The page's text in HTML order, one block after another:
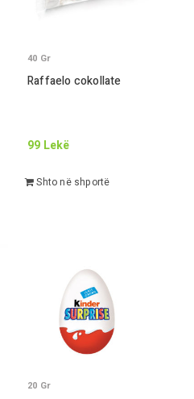
Raffaelo cokollate
40 Gr
99 Lekë
Shto në shportë
20 Gr